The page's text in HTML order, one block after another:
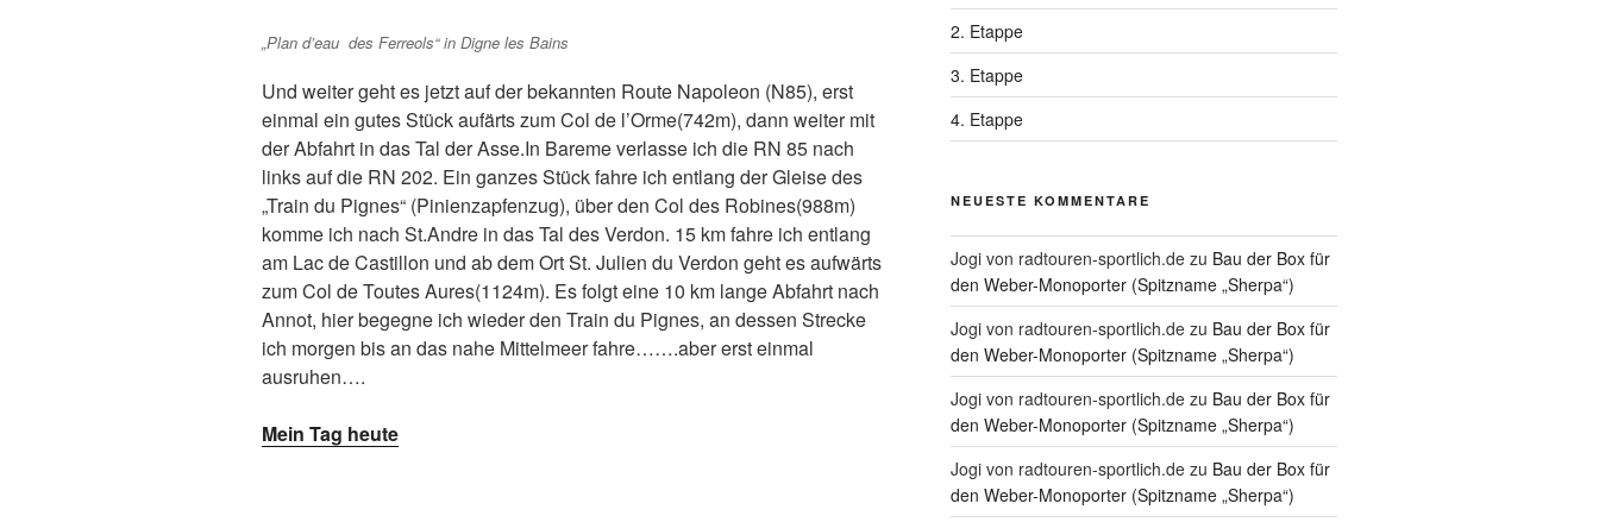
„Plan d’eau des Ferreols“ in Digne les Bains
Und weiter geht es jetzt auf der bekannten Route Napoleon (N85), erst
einmal ein gutes Stück aufärts zum Col de l’Orme(742m), dann weiter mit
der Abfahrt in das Tal der Asse.In Bareme verlasse ich die RN 85 nach
links auf die RN 202. Ein ganzes Stück fahre ich entlang der Gleise des
„Train du Pignes“ (Pinienzapfenzug), über den Col des Robines(988m)
komme ich nach St.Andre in das Tal des Verdon. 15 km fahre ich entlang
am Lac de Castillon und ab dem Ort St. Julien du Verdon geht es aufwärts
zum Col de Toutes Aures(1124m). Es folgt eine 10 km lange Abfahrt nach
Annot, hier begegne ich wieder den Train du Pignes, an dessen Strecke
ich morgen bis an das nahe Mittelmeer fahre…….aber erst einmal
ausruhen….
Mein Tag heute
2. Etappe
3. Etappe
4. Etappe
NEUESTE KOMMENTARE
Jogi von radtouren-sportlich.dezu Bau der Box für
den Weber-Monoporter (Spitzname „Sherpa“)
Jogi von radtouren-sportlich.dezu Bau der Box für
den Weber-Monoporter (Spitzname „Sherpa“)
Jogi von radtouren-sportlich.dezu Bau der Box für
den Weber-Monoporter (Spitzname „Sherpa“)
Jogi von radtouren-sportlich.dezu Bau der Box für
den Weber-Monoporter (Spitzname „Sherpa“)